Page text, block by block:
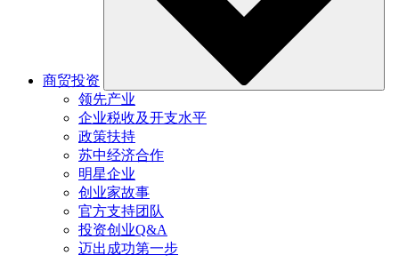
商贸投资
领先产业
企业税收及开支水平
政策扶持
苏中经济合作
明星企业
创业家故事
官方支持团队
投资创业Q&A
迈出成功第一步